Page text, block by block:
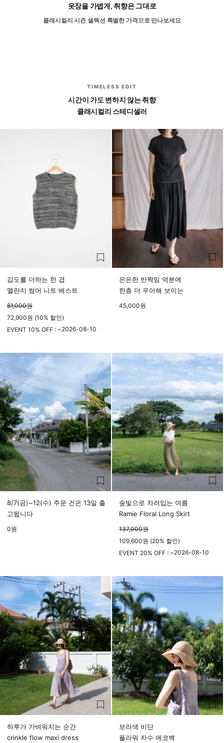
옷장을 가볍게, 취향은 그대로
클래시컬리 시즌 셀렉션 특별한 가격으로 만나보세요
TIMELESS EDIT
시간이 가도 변하지 않는 취향
클래시컬리 스테디셀러
감도를 더하는 한 겹
멜란지 썸머 니트 베스트
81,000원
72,900원 (10% 할인)
EVENT 10% OFF : ~2026-08-10
은은한 반짝임 덕분에
한층 더 우아해 보이는
45,000원
8/7(금)~12(수) 주문 건은 13일 출
고됩니다
0원
숲빛으로 차려입는 여름
Ramie Floral Long Skirt
137,000원
109,600원 (20% 할인)
EVENT 20% OFF : ~2026-08-10
하루가 가벼워지는 순간
crinkle flow maxi dress
보라색 비단
플라워 자수 에코백